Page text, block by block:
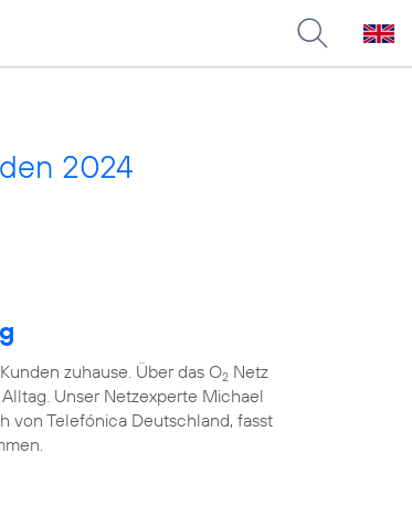
2024
zuhause. Über das O2 Netz
Unser Netzexperte Michael
von Telefónica Deutschland, fasst